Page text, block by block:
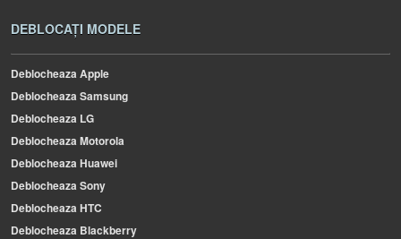
DEBLOCAȚI MODELE
Deblocheaza Apple
Deblocheaza Samsung
Deblocheaza LG
Deblocheaza Motorola
Deblocheaza Huawei
Deblocheaza Sony
Deblocheaza HTC
Deblocheaza Blackberry